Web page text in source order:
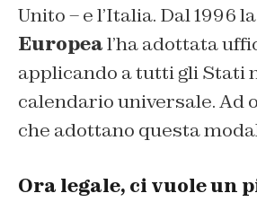
Unito – e l’Italia. Dal 1996 la
Europeal’ha adottata
applicando a tutti gli Stati
calendario universale. Ad
che adottano questa
Ora legale, ci vuole un